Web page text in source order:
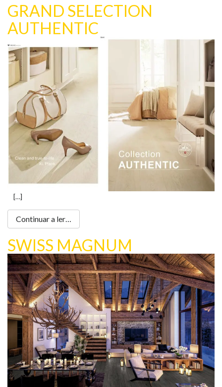
GRAND SELECTION
AUTHENTIC
[…]
Continuar a ler…
SWISS MAGNUM